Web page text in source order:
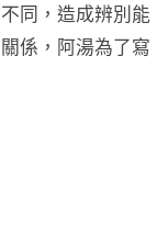
同，造成辨別能
係，阿湯為了寫